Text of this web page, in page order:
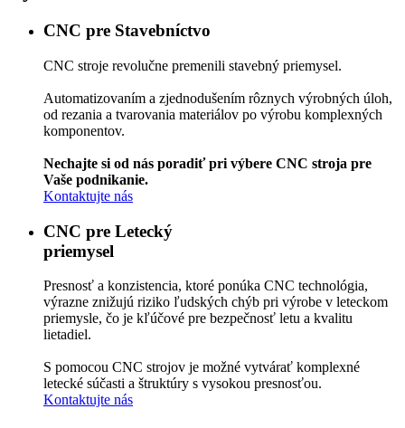
CNC pre Stavebníctvo
CNC stroje revolučne premenili stavebný priemysel.
Automatizovaním a zjednodušením rôznych výrobných úloh,
od rezania a tvarovania materiálov po výrobu komplexných
komponentov.
Nechajte si od nás poradiť pri výbere CNC stroja pre
Vaše podnikanie.
Kontaktujte nás
CNC pre Letecký
priemysel
Presnosť a konzistencia, ktoré ponúka CNC technológia,
výrazne znižujú riziko ľudských chýb pri výrobe v leteckom
priemysle, čo je kľúčové pre bezpečnosť letu a kvalitu
lietadiel.
S pomocou CNC strojov je možné vytvárať komplexné
letecké súčasti a štruktúry s vysokou presnosťou.
Kontaktujte nás